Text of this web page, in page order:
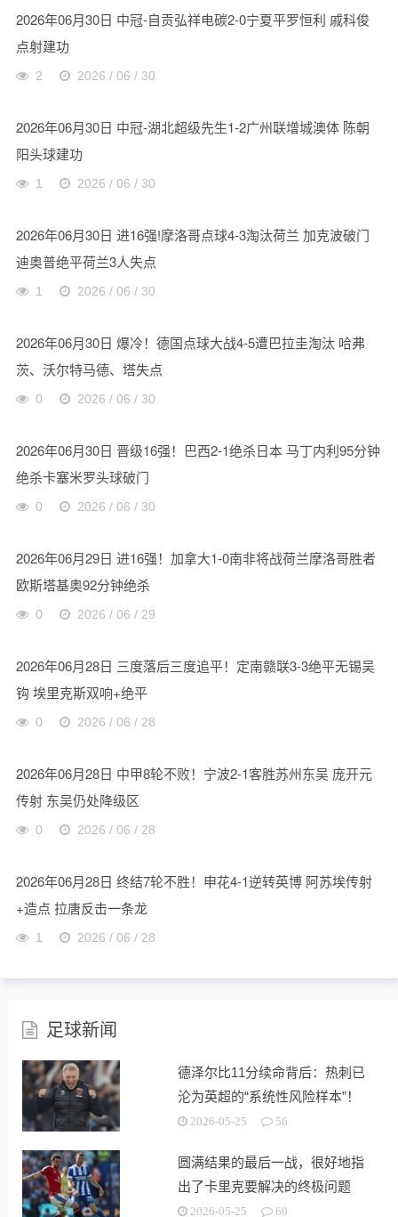
2026年06月30日 中冠-自贡弘祥电碳2-0宁夏平罗恒利 戚科俊
点射建功
2 2026 / 06 / 30
2026年06月30日 中冠-湖北超级先生1-2广州联增城澳体 陈朝
阳头球建功
1 2026 / 06 / 30
2026年06月30日 进16强!摩洛哥点球4-3淘汰荷兰 加克波破门
迪奥普绝平荷兰3人失点
1 2026 / 06 / 30
2026年06月30日 爆冷！德国点球大战4-5遭巴拉圭淘汰 哈弗
茨、沃尔特马德、塔失点
0 2026 / 06 / 30
2026年06月30日 晋级16强！巴西2-1绝杀日本 马丁内利95分钟
绝杀卡塞米罗头球破门
0 2026 / 06 / 30
2026年06月29日 进16强！加拿大1-0南非将战荷兰摩洛哥胜者
欧斯塔基奥92分钟绝杀
0 2026 / 06 / 29
2026年06月28日 三度落后三度追平！定南赣联3-3绝平无锡吴
钩 埃里克斯双响+绝平
0 2026 / 06 / 28
2026年06月28日 中甲8轮不败！宁波2-1客胜苏州东吴 庞开元
传射 东吴仍处降级区
0 2026 / 06 / 28
2026年06月28日 终结7轮不胜！申花4-1逆转英博 阿苏埃传射
+造点 拉唐反击一条龙
1 2026 / 06 / 28
足球新闻
德泽尔比11分续命背后：热刺已
沦为英超的“系统性风险样本”！
2026-05-25 56
圆满结果的最后一战，很好地指
出了卡里克要解决的终极问题
2026-05-25 60